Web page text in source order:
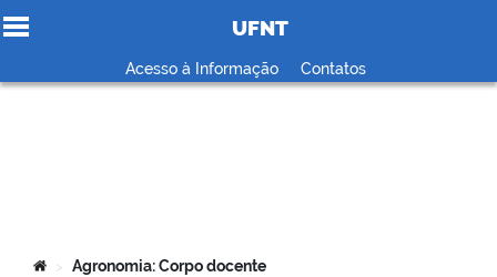
Ir para o conteúdo
UFNT
Acesso à Informação Contatos
Você está aqui:
> Agronomia: Corpo docente